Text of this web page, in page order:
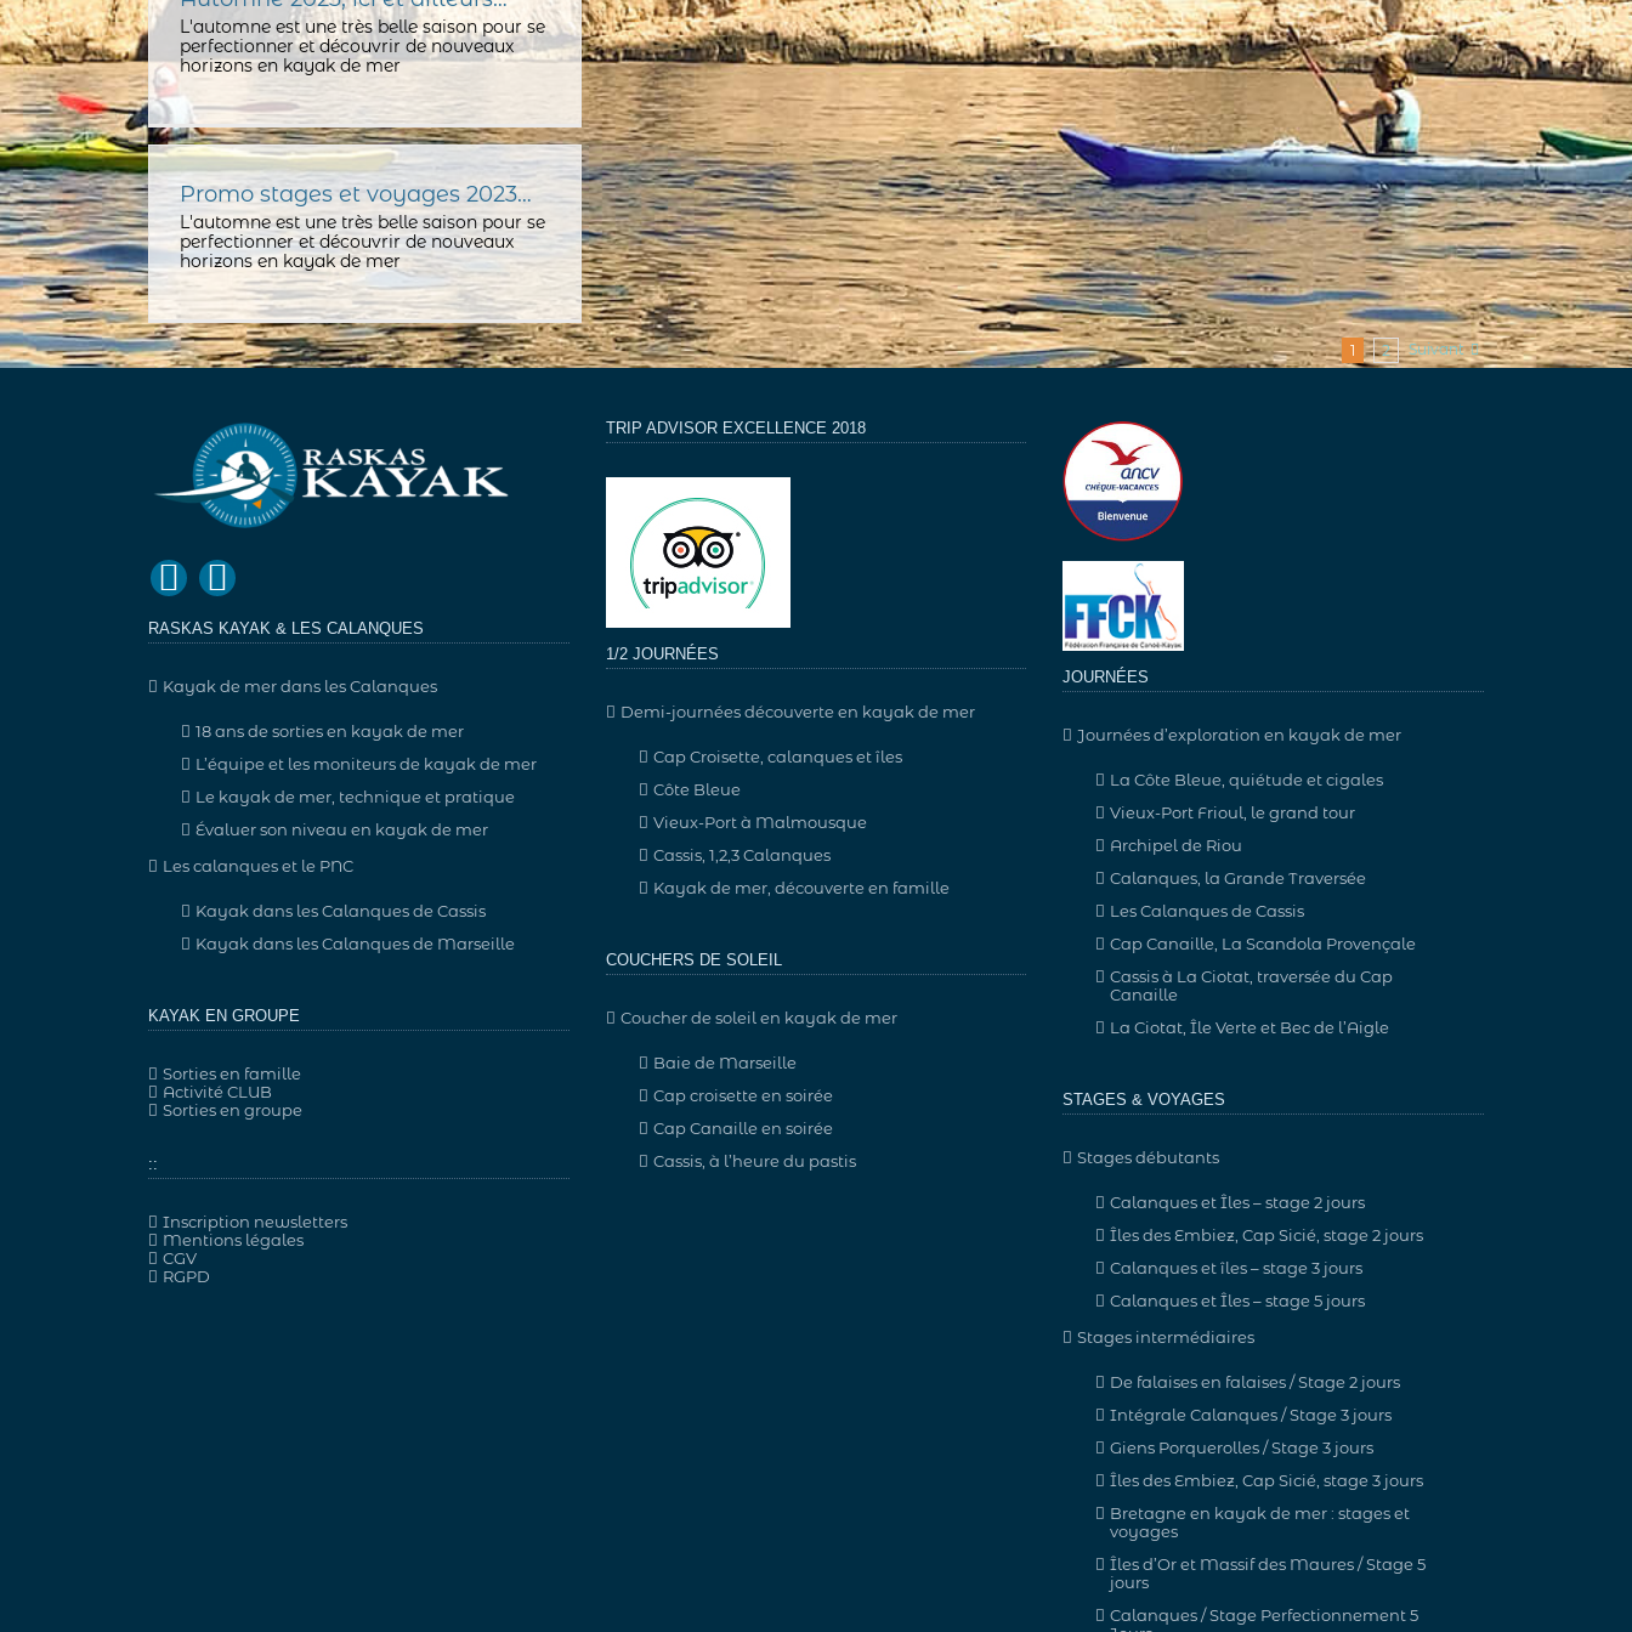
L'automne est une très belle saison pour se
perfectionner et découvrir de nouveaux
horizons en kayak de mer
Promo stages et voyages 2023…
L'automne est une très belle saison pour se
perfectionner et découvrir de nouveaux
horizons en kayak de mer
1 2 Suivant
RASKAS KAYAK & LES CALANQUES
Kayak de mer dans les Calanques
18 ans de sorties en kayak de mer
L’équipe et les moniteurs de kayak de mer
Le kayak de mer, technique et pratique
Évaluer son niveau en kayak de mer
Les calanques et le PNC
Kayak dans les Calanques de Cassis
Kayak dans les Calanques de Marseille
KAYAK EN GROUPE
Sorties en famille
Activité CLUB
Sorties en groupe
::
Inscription newsletters
Mentions légales
CGV
RGPD
TRIP ADVISOR EXCELLENCE 2018
1/2 JOURNÉES
Demi-journées découverte en kayak de mer
Cap Croisette, calanques et îles
Côte Bleue
Vieux-Port à Malmousque
Cassis, 1,2,3 Calanques
Kayak de mer, découverte en famille
COUCHERS DE SOLEIL
Coucher de soleil en kayak de mer
Baie de Marseille
Cap croisette en soirée
Cap Canaille en soirée
Cassis, à l’heure du pastis
JOURNÉES
Journées d’exploration en kayak de mer
La Côte Bleue, quiétude et cigales
Vieux-Port Frioul, le grand tour
Archipel de Riou
Calanques, la Grande Traversée
Les Calanques de Cassis
Cap Canaille, La Scandola Provençale
Cassis à La Ciotat, traversée du Cap
Canaille
La Ciotat, Île Verte et Bec de l’Aigle
STAGES & VOYAGES
Stages débutants
Calanques et Îles – stage 2 jours
Îles des Embiez, Cap Sicié, stage 2 jours
Calanques et îles – stage 3 jours
Calanques et Îles – stage 5 jours
Stages intermédiaires
De falaises en falaises / Stage 2 jours
Intégrale Calanques / Stage 3 jours
Giens Porquerolles / Stage 3 jours
Îles des Embiez, Cap Sicié, stage 3 jours
Bretagne en kayak de mer : stages et
voyages
Îles d’Or et Massif des Maures / Stage 5
jours
Calanques / Stage Perfectionnement 5